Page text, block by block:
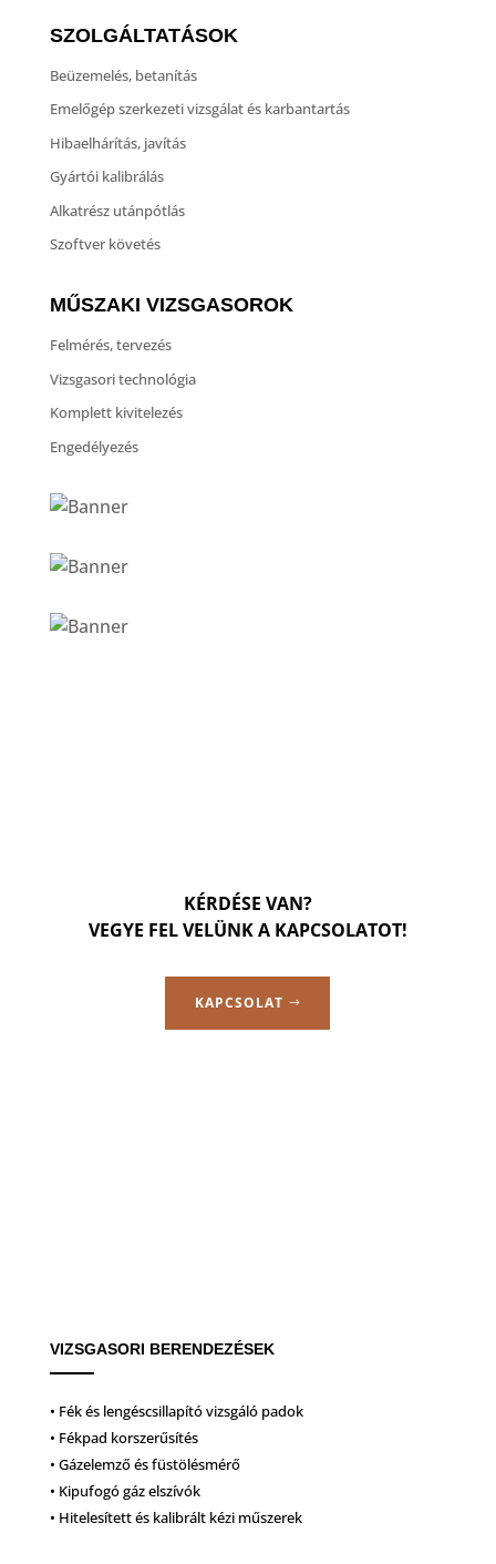
SZOLGÁLTATÁSOK
Beüzemelés, betanítás
Emelőgép szerkezeti vizsgálat és karbantartás
Hibaelhárítás, javítás
Gyártói kalibrálás
Alkatrész utánpótlás
Szoftver követés
MŰSZAKI VIZSGASOROK
Felmérés, tervezés
Vizsgasori technológia
Komplett kivitelezés
Engedélyezés
KÉRDÉSE VAN?
VEGYE FEL VELÜNK A KAPCSOLATOT!
KAPCSOLAT
VIZSGASORI BERENDEZÉSEK
• Fék és lengéscsillapító vizsgáló padok
• Fékpad korszerűsítés
• Gázelemző és füstölésmérő
• Kipufogó gáz elszívók
• Hitelesített és kalibrált kézi műszerek